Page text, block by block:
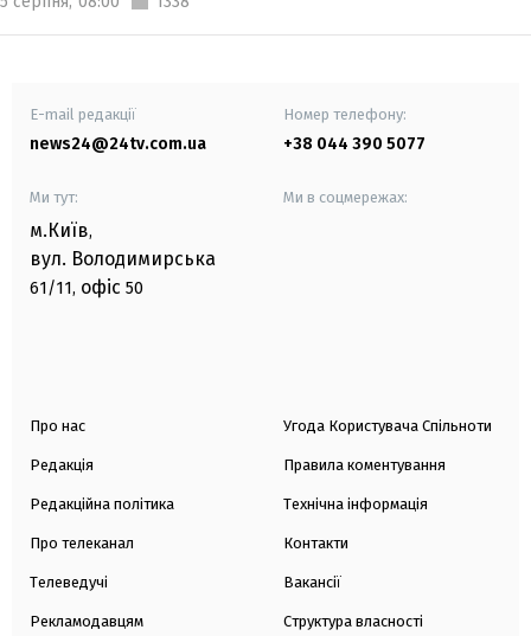
E-mail редакції
news24@24tv.com.ua
Номер телефону:
+38 044 390 5077
Ми тут:
м.Київ,
вул. Володимирська
61/11, офіс 50
Ми в соцмережах:
Про нас
Редакція
Редакційна політика
Про телеканал
Телеведучі
Рекламодавцям
Угода Користувача Спільноти
Правила коментування
Технічна інформація
Контакти
Вакансії
Структура власності